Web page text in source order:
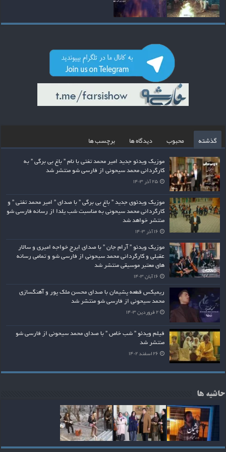
گذشته محبوب دیدگاه ها برچسب ها
موزیک ویدئو جدید امیر محمد تفتی با نام ” باغ بی برگی ” به
کارگردانی محمد سیحونی از فارسی شو منتشر شد
۲۵ آذر ۱۴۰۳
موزیک ویدئوی جدید ” باغ بی برگی ” با صدای ” امیر محمد تفتی ” و
کارگردانی محمد سیحونی به مناسبت شب یلدا از رسانه فارسی شو
منتشر خواهد شد
۱۶ آذر ۱۴۰۳
موزیک ویدئو ” آرام جان ” با صدای ایرج خواجه امیری و سالار
عقیلی و کارگردانی محمد سیحونی از فارسی شو و تمامی رسانه
های معتبر موسیقی منتشر شد
۱۶ آبان ۱۴۰۳
ریمیکس قطعه پشیمان با صدای محسن ملک پور و آهنگسازی
محمد سیحونی از فارسی شو منتشر شد
۲ فروردین ۱۴۰۳
فیلم ویدئو ” شب خاص ” با صدای محمد سیحونی از فارسی شو
منتشر شد
۲۶ اسفند ۱۴۰۲
حاشیه ها